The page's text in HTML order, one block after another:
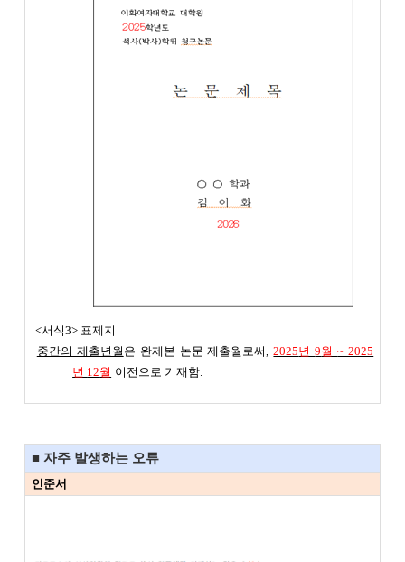
<서식3> 표제지
중간의 제출년월 은 완제본 논문 제출월로써,2025년9월~ 2025
년 12월 이전으로 기재함.
■ 자주 발생하는 오류
인준서